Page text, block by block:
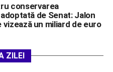
conservarea
de Senat: Jalon
vizează un miliard de euro
ZILEI